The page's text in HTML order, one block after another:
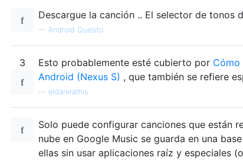
Descargue la canción .. El selector de tonos
— Android Quesito
3 Esto probablemente esté cubierto por Cómo
Android (Nexus S) , que también se refiere
eldarerathis
Solo puede configurar canciones que están
nube en Google Music se guarda en una
ellas sin usar aplicaciones raíz y especiales